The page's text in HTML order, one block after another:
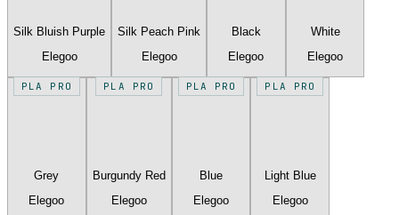
Silk Bluish Purple
Elegoo
Silk Peach Pink
Elegoo
Black
Elegoo
White
Elegoo
PLA PRO
Grey
Elegoo
PLA PRO
Burgundy Red
Elegoo
PLA PRO
Blue
Elegoo
PLA PRO
Light Blue
Elegoo